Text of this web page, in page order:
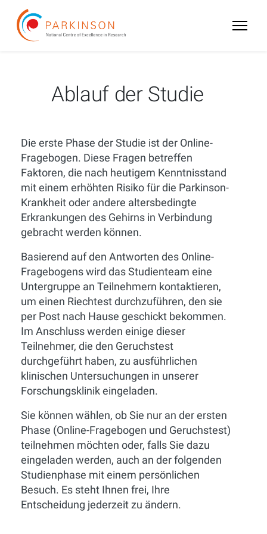
Ablauf der Studie
Die erste Phase der Studie ist der Online-
Fragebogen. Diese Fragen betreffen
Faktoren, die nach heutigem Kenntnisstand
mit einem erhöhten Risiko für die Parkinson-
Krankheit oder andere altersbedingte
Erkrankungen des Gehirns in Verbindung
gebracht werden können.
Basierend auf den Antworten des Online-
Fragebogens wird das Studienteam eine
Untergruppe an Teilnehmern kontaktieren,
um einen Riechtest durchzuführen, den sie
per Post nach Hause geschickt bekommen.
Im Anschluss werden einige dieser
Teilnehmer, die den Geruchstest
durchgeführt haben, zu ausführlichen
klinischen Untersuchungen in unserer
Forschungsklinik eingeladen.
Sie können wählen, ob Sie nur an der ersten
Phase (Online-Fragebogen und Geruchstest)
teilnehmen möchten oder, falls Sie dazu
eingeladen werden, auch an der folgenden
Studienphase mit einem persönlichen
Besuch. Es steht Ihnen frei, Ihre
Entscheidung jederzeit zu ändern.